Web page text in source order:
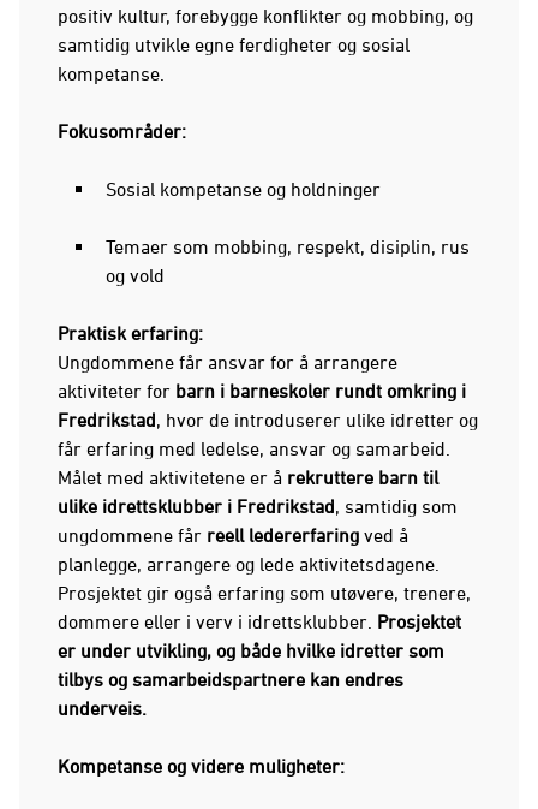
positiv kultur, forebygge konflikter og mobbing, og
samtidig utvikle egne ferdigheter og sosial
kompetanse.
Fokusområder:
Sosial kompetanse og holdninger
Temaer som mobbing, respekt, disiplin, rus
og vold
Praktisk erfaring:
Ungdommene får ansvar for å arrangere
aktiviteter for barn i barneskoler rundt omkring i
Fredrikstad, hvor de introduserer ulike idretter og
får erfaring med ledelse, ansvar og samarbeid.
Målet med aktivitetene er å rekruttere barn til
ulike idrettsklubber i Fredrikstad, samtidig som
ungdommene får reell ledererfaring ved å
planlegge, arrangere og lede aktivitetsdagene.
Prosjektet gir også erfaring som utøvere, trenere,
dommere eller i verv i idrettsklubber. Prosjektet
er under utvikling, og både hvilke idretter som
tilbys og samarbeidspartnere kan endres
underveis.
Kompetanse og videre muligheter: